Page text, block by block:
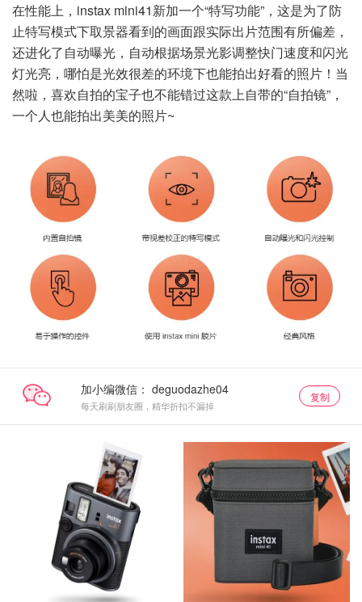
在性能上，instax mini41新加一个“特写功能”，这是为了防
止特写模式下取景器看到的画面跟实际出片范围有所偏差，
还进化了自动曝光，自动根据场景光影调整快门速度和闪光
灯光亮，哪怕是光效很差的环境下也能拍出好看的照片！当
然啦，喜欢自拍的宝子也不能错过这款上自带的“自拍镜”，
一个人也能拍出美美的照片~
加小编微信：
每天刷刷朋友圈，精华折扣不漏掉
复制
instax mini 41